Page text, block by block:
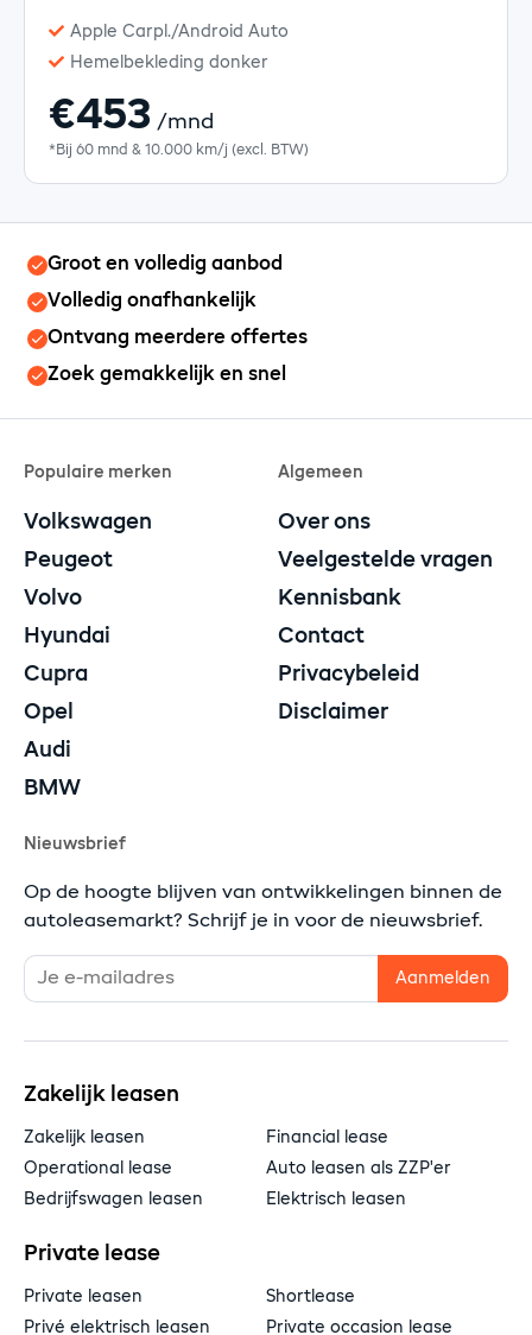
Apple Carpl./Android Auto
Hemelbekleding donker
€453 /mnd
*Bij 60 mnd & 10.000 km/j (excl. BTW)
Groot en volledig aanbod
Volledig onafhankelijk
Ontvang meerdere offertes
Zoek gemakkelijk en snel
Populaire merken
Volkswagen
Peugeot
Volvo
Hyundai
Cupra
Opel
Audi
BMW
Algemeen
Over ons
Veelgestelde vragen
Kennisbank
Contact
Privacybeleid
Disclaimer
Nieuwsbrief
Op de hoogte blijven van ontwikkelingen binnen de
autoleasemarkt? Schrijf je in voor de nieuwsbrief.
Zakelijk leasen
Zakelijk leasen
Financial lease
Operational lease
Auto leasen als ZZP'er
Bedrijfswagen leasen
Elektrisch leasen
Private lease
Private leasen
Shortlease
Privé elektrisch leasen
Private occasion lease